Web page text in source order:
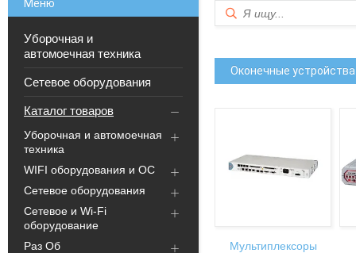
Уборочная и
автомоечная техника
Сетевое оборудования
Каталог товаров
Уборочная и автомоечная
техника
WIFI оборудования и ОС
Сетевое оборудования
Сетевое и Wi-Fi
оборудование
Раз Об
Оконечные
Мультиплексоры